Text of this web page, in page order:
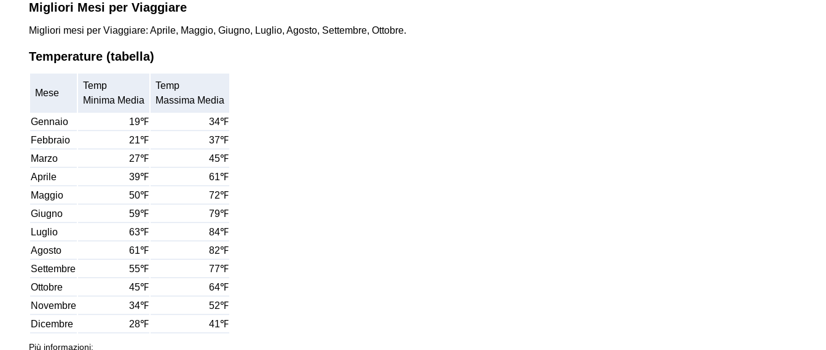
Migliori Mesi per Viaggiare
Migliori mesi per Viaggiare: Aprile, Maggio, Giugno, Luglio, Agosto, Settembre, Ottobre.
Temperature (tabella)
Mese
Temp
Minima Media
Temp
Massima Media
Gennaio 19℉
34℉
Febbraio
21℉
37℉
Marzo
27℉
45℉
Aprile
39℉
61℉
Maggio
50℉
72℉
Giugno
59℉
79℉
Luglio
63℉
84℉
Agosto
61℉
82℉
Settembre
55℉
77℉
Ottobre
45℉
64℉
Novembre
34℉
52℉
Dicembre
28℉ 41℉
Più informazioni: